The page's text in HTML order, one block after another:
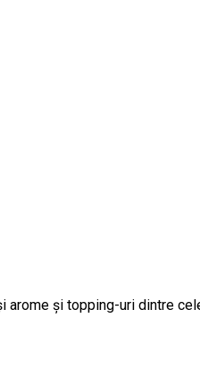
arome și topping-uri dintre